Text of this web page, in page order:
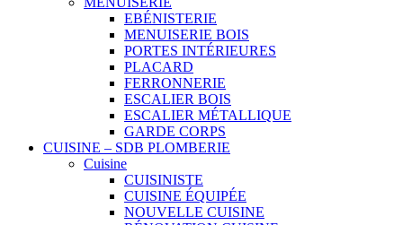
EBÉNISTERIE
MENUISERIE BOIS
PORTES INTÉRIEURES
PLACARD
FERRONNERIE
ESCALIER BOIS
ESCALIER MÉTALLIQUE
GARDE CORPS
CUISINE – SDB PLOMBERIE
Cuisine
CUISINISTE
CUISINE ÉQUIPÉE
NOUVELLE CUISINE